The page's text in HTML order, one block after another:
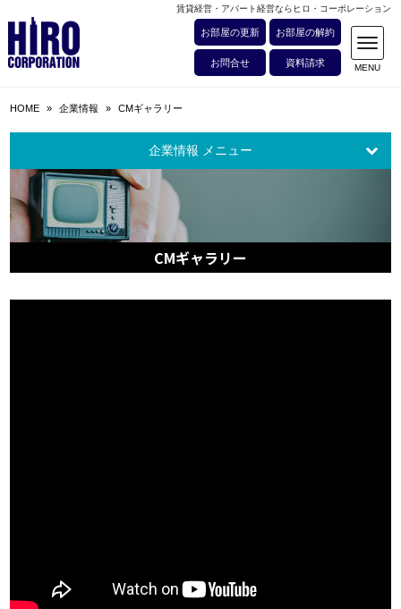
賃貸経営・アパート経営ならヒロ・コーポレーション
お部屋の更新 お部屋の解約
お問合せ 資料請求
HOME » 企業情報 » CMギャラリー
企業情報 メニュー
CMギャラリー